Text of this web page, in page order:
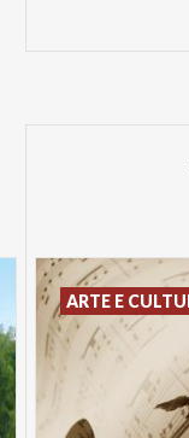
ARTE E